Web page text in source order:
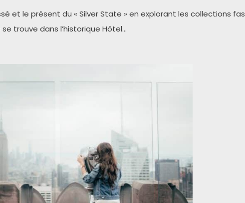
et le présent du « Silver State » en explorant les collections
trouve dans l’historique Hôtel…